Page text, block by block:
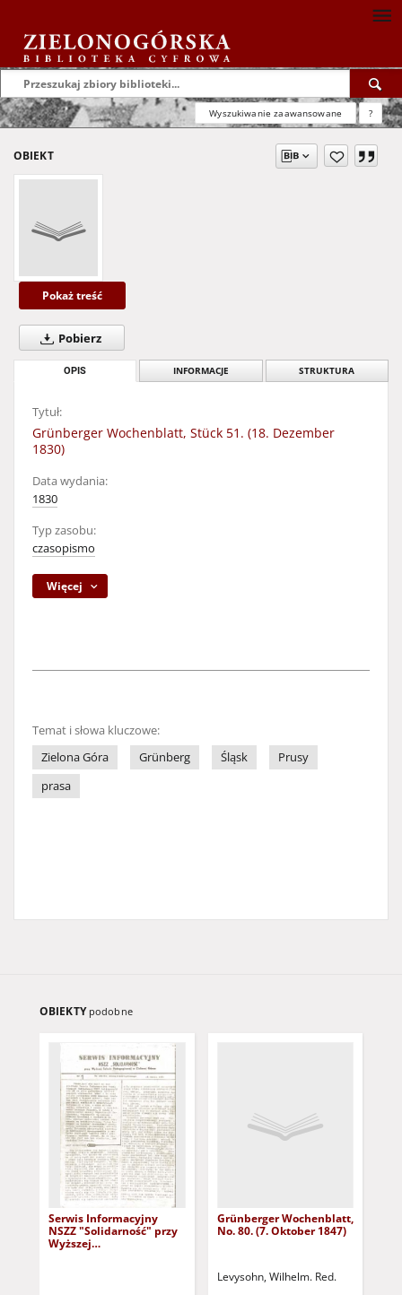
Wyszukiwanie zaawansowane ?
OBIEKT
Pokaż treść
Pobierz
OPIS INFORMACJE STRUKTURA
Tytuł:
Grünberger Wochenblatt, Stück 51. (18. Dezember
1830)
Data wydania:
1830
Typ zasobu:
czasopismo
Więcej
Temat i słowa kluczowe:
Zielona Góra
Grünberg Śląsk
Prusy
prasa
OBIEKTY podobne
Serwis Informacyjny
NSZZ "Solidarność" przy
Wyższej
Grünberger Wochenblatt,
No. 80. (7. Oktober 1847)
Levysohn, Wilhelm. Red.